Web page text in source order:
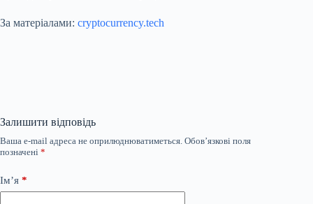
За матеріалами: cryptocurrency.tech
Залишити відповідь
Ваша e-mail адреса не оприлюднюватиметься. Обов’язкові поля
позначені *
Ім’я *